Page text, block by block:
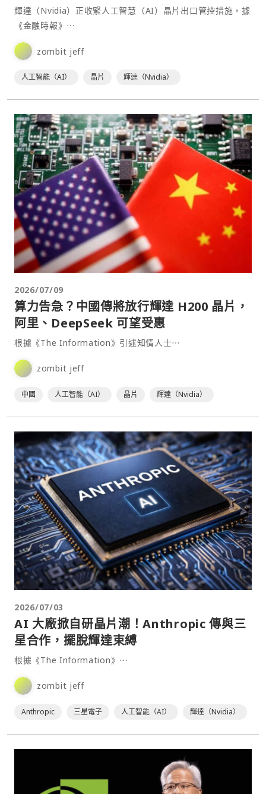
輝達（Nvidia）正收緊人工智慧（AI）晶片出口管控措施，據
《金融時報》⋯
zombit jeff
人工智能（AI） 晶片 輝達（Nvidia）
2026/07/09
算力告急？中國傳將放行輝達 H200 晶片，
阿里、DeepSeek 可望受惠
根據《The Information》引述知情人士⋯
zombit jeff
中國 人工智能（AI） 晶片 輝達（Nvidia）
2026/07/03
AI 大廠掀自研晶片潮！Anthropic 傳與三
星合作，擺脫輝達束縛
根據《The Information》⋯
zombit jeff
Anthropic 三星電子 人工智能（AI） 輝達（Nvidia）